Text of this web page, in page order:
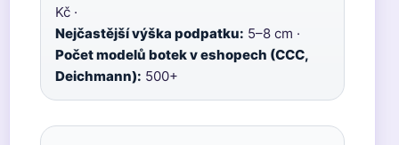
Kč ·
Nejčastější výška podpatku: 5–8 cm ·
Počet modelů botek v eshopech (CCC,
Deichmann): 500+